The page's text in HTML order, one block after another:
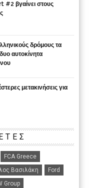
#2 βγαίνει στους
δρόμους τα
αυτοκίνητα
μετακινήσεις για
FCA Greece
Βασιλάκη
Ford
Group